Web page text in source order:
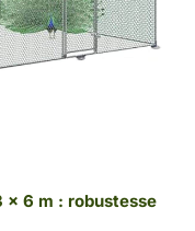
x 6 m : robustesse